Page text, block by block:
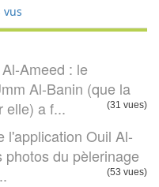
vus
Ameed : le
Al-Banin (que la
elle) a f...
(31 vues)
l'application Ouil Al-
photos du pèlerinage
(53 vues)